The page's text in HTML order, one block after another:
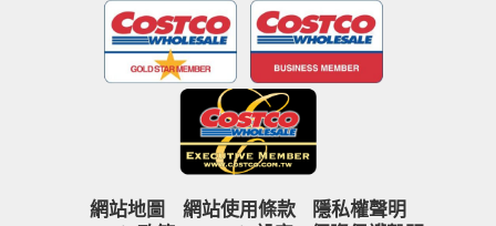
網站地圖 網站使用條款
隱私權聲明